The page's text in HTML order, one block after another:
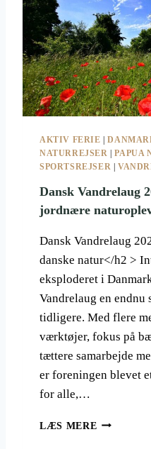
J
S
E
R
2
0
2
6
AKTIV FERIE |
NATURREJSER |PAPUA
SPORTSREJSER |
Dansk Vandrelaug
jordnære
Dansk Vandrelaug
danske natur</h2 >
eksploderet i
Vandrelaug en
tidligere. Med flere
værktøjer, fokus på
tættere samarbejde
er foreningen blevet
for alle,…
LÆS MERE D